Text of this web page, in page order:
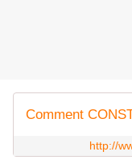
Comment
http://